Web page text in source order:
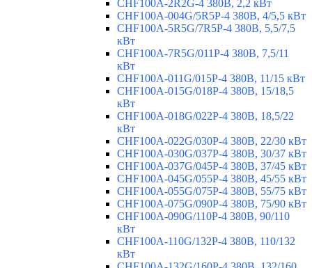
CHF100A-2R2G-4 380В, 2,2 кВт
CHF100A-004G/5R5P-4 380В, 4/5,5 кВт
CHF100A-5R5G/7R5P-4 380В, 5,5/7,5
кВт
CHF100A-7R5G/011P-4 380В, 7,5/11
кВт
CHF100A-011G/015P-4 380В, 11/15 кВт
CHF100A-015G/018P-4 380В, 15/18,5
кВт
CHF100A-018G/022P-4 380В, 18,5/22
кВт
CHF100A-022G/030P-4 380В, 22/30 кВт
CHF100A-030G/037P-4 380В, 30/37 кВт
CHF100A-037G/045P-4 380В, 37/45 кВт
CHF100A-045G/055P-4 380В, 45/55 кВт
CHF100A-055G/075P-4 380В, 55/75 кВт
CHF100A-075G/090P-4 380В, 75/90 кВт
CHF100A-090G/110P-4 380В, 90/110
кВт
CHF100A-110G/132P-4 380В, 110/132
кВт